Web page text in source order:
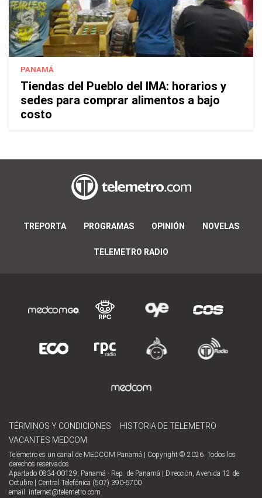
PANAMÁ
Tiendas del Pueblo del IMA: horarios y
sedes para comprar alimentos a bajo
costo
TREPORTA PROGRAMAS OPINIÓN NOVELAS
TELEMETRO RADIO
TÉRMINOS Y CONDICIONES
HISTORIA DE TELEMETRO
VACANTES MEDCOM
Telemetro es un canal de MEDCOM Panamá | Copyright © 2026. Todos los
derechos reservados.
Apartado 0834-00129, Panamá - Rep. de Panamá | Dirección, Avenida 12 de
Octubre | Central Telefónica (507) 390-6700
email: internet@telemetro.com